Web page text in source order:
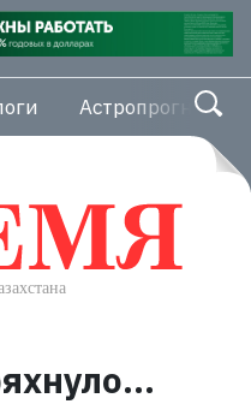
Астропрогноз